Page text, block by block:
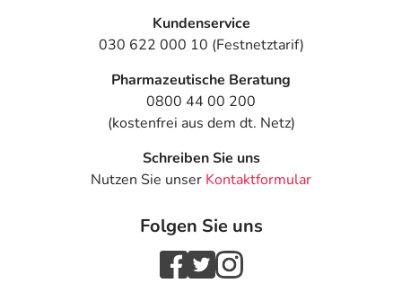
Kundenservice
030 622 000 10 (Festnetztarif)
Pharmazeutische Beratung
0800 44 00 200
(kostenfrei aus dem dt. Netz)
Schreiben Sie uns
Nutzen Sie unser Kontaktformular
Folgen Sie uns